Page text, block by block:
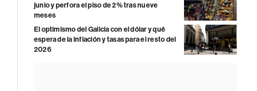
junio y perfora el piso de 2% tras nueve
meses
El optimismo del Galicia con el dólar y qué
espera de la inflación y tasas para el resto del
2026